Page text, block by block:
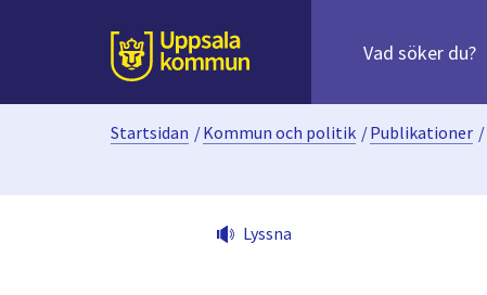
Till sidans
huvudinnehåll
innehåll
När
Startsidan /Kommun och politik /Publikationer /
Lyssna